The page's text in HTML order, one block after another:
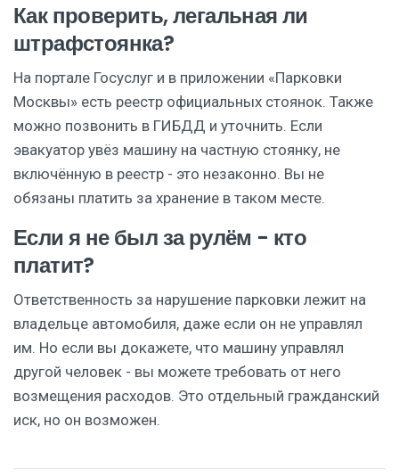
Как проверить, легальная ли
штрафстоянка?
На портале Госуслуг и в приложении «Парковки
Москвы» есть реестр официальных стоянок. Также
можно позвонить в ГИБДД и уточнить. Если
эвакуатор увёз машину на частную стоянку, не
включённую в реестр - это незаконно. Вы не
обязаны платить за хранение в таком месте.
Если я не был за рулём - кто
платит?
Ответственность за нарушение парковки лежит на
владельце автомобиля, даже если он не управлял
им. Но если вы докажете, что машину управлял
другой человек - вы можете требовать от него
возмещения расходов. Это отдельный гражданский
иск, но он возможен.